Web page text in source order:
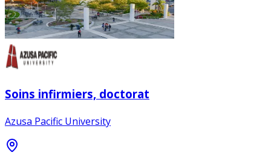
Soins infirmiers, doctorat
Azusa Pacific University